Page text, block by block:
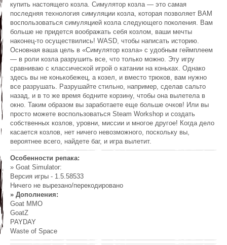
купить настоящего козла. Симулятор козла — это самая
последняя технология симуляции козла, которая позволяет ВАМ
воспользоваться симуляцией козла следующего поколения. Вам
больше не придется воображать себя козлом, ваши мечты
наконец-то осуществились! WASD, чтобы написать историю.
Основная ваша цель в «Симулятор козла» с удобным геймплеем
— в роли козла разрушить все, что только можно. Эту игру
сравниваю с классической игрой о катании на коньках. Однако
здесь вы не конькобежец, а козел, и вместо трюков, вам нужно
все разрушать. Разрушайте стильно, например, сделав сальто
назад, и в то же время бодните корзину, чтобы она вылетела в
окно. Таким образом вы заработаете еще больше очков! Или вы
просто можете воспользоваться Steam Workshop и создать
собственных козлов, уровни, миссии и многое другое! Когда дело
касается козлов, нет ничего невозможного, поскольку вы,
вероятнее всего, найдете баг, и игра вылетит.
Особенности репака:
» Goat Simulator:
Версия игры - 1.5.58533
Ничего не вырезано/перекодировано
» Дополнения:
Goat MMO
GoatZ
PAYDAY
Waste of Space